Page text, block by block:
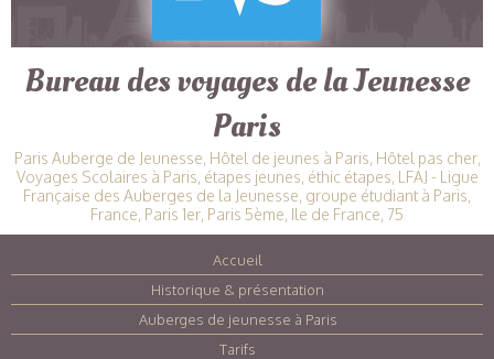
Bureau des voyages de la Jeunesse
Paris
Paris Auberge de Jeunesse, Hôtel de jeunes à Paris, Hôtel pas cher,
Voyages Scolaires à Paris, étapes jeunes, éthic étapes, LFAJ - Ligue
Française des Auberges de la Jeunesse, groupe étudiant à Paris,
France, Paris 1er, Paris 5ème, Ile de France, 75
Accueil
Historique & présentation
Auberges de jeunesse à Paris
Tarifs